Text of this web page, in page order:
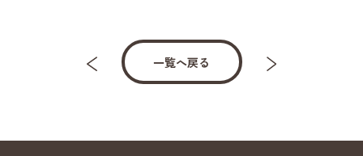
一覧へ戻る